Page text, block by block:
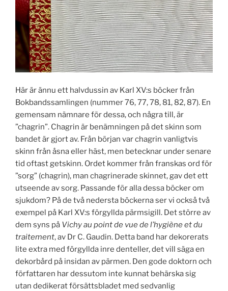
Här är ännu ett halvdussin av Karl XV:s böcker från
Bokbandssamlingen (nummer 76, 77, 78, 81, 82, 87). En
gemensam nämnare för dessa, och några till, är
”chagrin”. Chagrin är benämningen på det skinn som
bandet är gjort av. Från början var chagrin vanligtvis
skinn från åsna eller häst, men betecknar under senare
tid oftast getskinn. Ordet kommer från franskas ord för
”sorg” (chagrin), man chagrinerade skinnet, gav det ett
utseende av sorg. Passande för alla dessa böcker om
sjukdom? På de två nedersta böckerna ser vi också två
exempel på Karl XV:s förgyllda pärmsigill. Det större av
dem syns på Vichy au point de vue de l’hygiène et du
traitement, av Dr C. Gaudin. Detta band har dekorerats
lite extra med förgyllda inre denteller, det vill säga en
dekorbård på insidan av pärmen. Den gode doktorn och
författaren har dessutom inte kunnat behärska sig
utan dedikerat försättsbladet med sedvanlig